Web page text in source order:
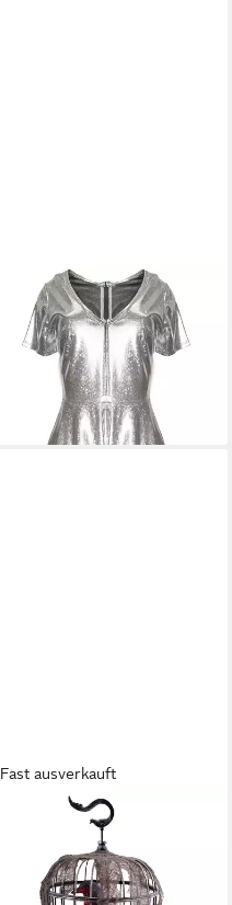
FUNNY FASHION
Kostüm Disco Space Kleid
silber
lieferbar - in 2-3 Werktagen bei dir
Fast ausverkauft
FUNNY FASHION
Dekoobjekt Halloween Deko
'Rabe im Käfig' Animiert, 32